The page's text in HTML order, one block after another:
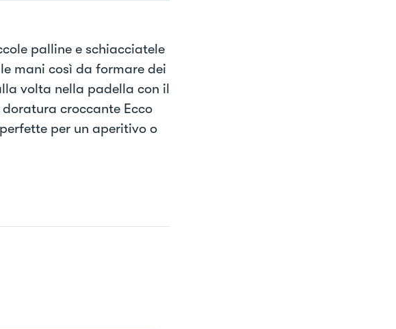
palline e schiacciatele
mani così da formare dei
volta nella padella con il
croccante Ecco
per un aperitivo o